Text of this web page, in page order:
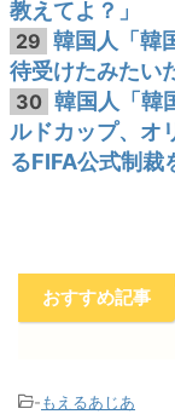
教えてよ？」
29 韓国人「韓
待受けたみたい
30 韓国人「韓
ルドカップ、オ
るFIFA公式制裁
おすすめ記事
-もえるあじあ